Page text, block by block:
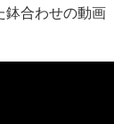
合わせの動画